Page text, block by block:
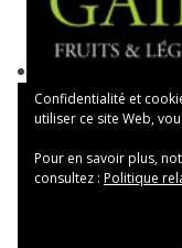
Confidentialité et
utiliser ce site Web,
Pour en savoir plus,
consultez : Politique